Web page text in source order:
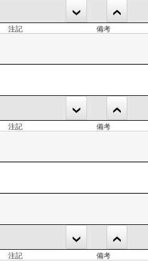
注記 備考
注記 備考
注記 備考